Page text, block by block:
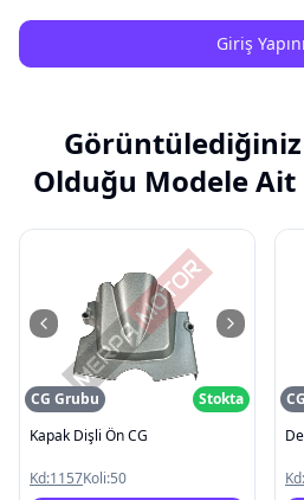
Giriş
Olduğu Modele
CG Grubu
Stokta
Kapak Dişli Ön CG
Kd:1157Koli:50
Kd: